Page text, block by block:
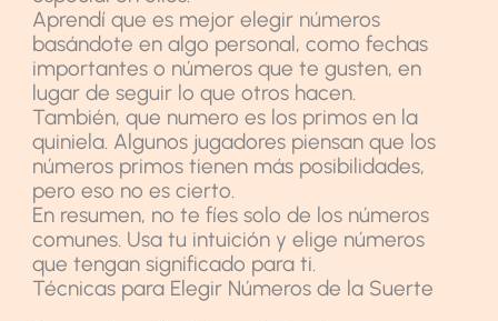
Aprendí que es mejor elegir números
basándote en algo personal, como fechas
importantes o números que te gusten, en
lugar de seguir lo que otros hacen.
También, que numero es los primos en la
quiniela. Algunos jugadores piensan que los
números primos tienen más posibilidades,
pero eso no es cierto.
En resumen, no te fíes solo de los números
comunes. Usa tu intuición y elige números
que tengan significado para ti.
Técnicas para Elegir Números de la Suerte